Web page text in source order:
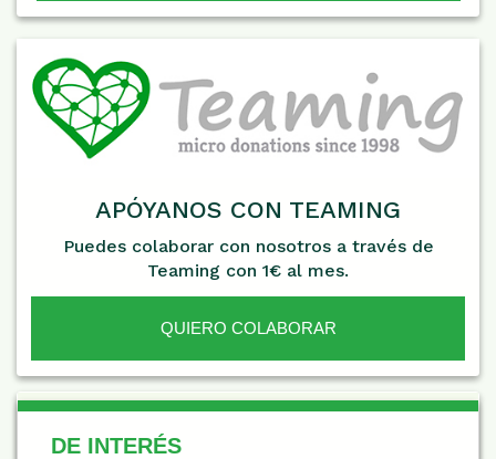
APÓYANOS CON TEAMING
Puedes colaborar con nosotros a través de
Teaming con 1€ al mes.
QUIERO COLABORAR
De Interés
DE INTERÉS